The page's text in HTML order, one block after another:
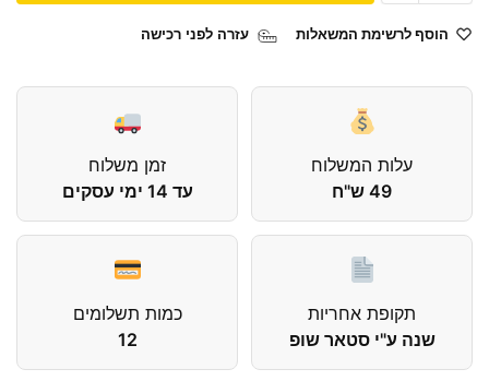
הוסף לרשימת המשאלות עזרה לפני רכישה
עלות המשלוח
49 ש"ח
זמן משלוח
עד 14 ימי עסקים
תקופת אחריות
שנה ע"י סטאר שופ
כמות תשלומים
12